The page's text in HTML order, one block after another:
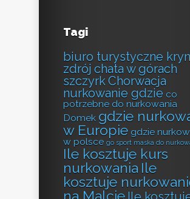
Tagi
biuro turystyczne
zdrój chata w górach
szczyrkChorwacja
nurkowanie gdzie co
potrzebne do nurkowania
Domek gdzie
w Europie gdzie
w polsce go sport maska do
Ile kosztuje kurs
nurkowania Ile
kosztuje